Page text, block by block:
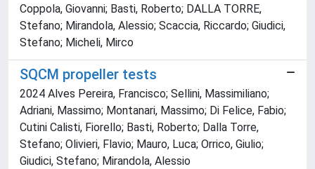
Coppola, Giovanni; Basti, Roberto; DALLA TORRE,
Stefano; Mirandola, Alessio; Scaccia, Riccardo; Giudici,
Stefano; Micheli, Mirco
SQCM propeller tests
2024 Alves Pereira, Francisco; Sellini, Massimiliano;
Adriani, Massimo; Montanari, Massimo; Di Felice, Fabio;
Cutini Calisti, Fiorello; Basti, Roberto; Dalla Torre,
Stefano; Olivieri, Flavio; Mauro, Luca; Orrico, Giulio;
Giudici, Stefano; Mirandola, Alessio